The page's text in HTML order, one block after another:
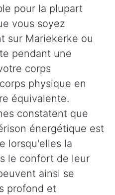
pour la plupart
vous soyez
sur Mariekerke ou
pendant une
corps
physique en
équivalente.
constatent que
énergétique est
lorsqu'elles la
le confort de leur
ainsi se
profond et